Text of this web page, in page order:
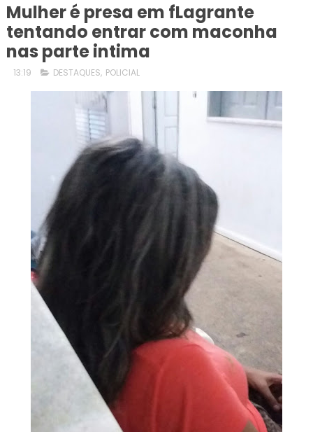
Mulher é presa em fLagrante
tentando entrar com maconha
nas parte intima
13:19 DESTAQUES, POLICIAL